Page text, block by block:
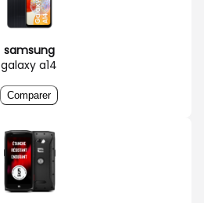
samsung
galaxy a14
Comparer